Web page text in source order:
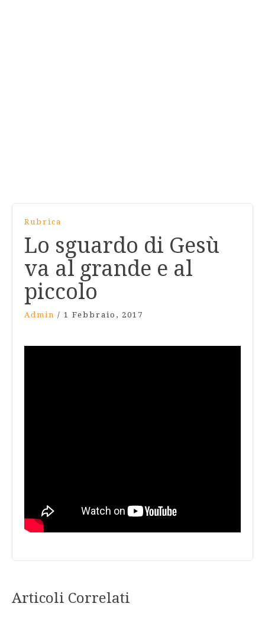
Rubrica
Lo sguardo di Gesù
va al grande e al
piccolo
Admin / 1 Febbraio, 2017
Articoli Correlati